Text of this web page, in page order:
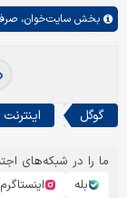
بخش سایت‌خوان،
گوگل
ما را در شبکه‌های
بله
اینستاگرم